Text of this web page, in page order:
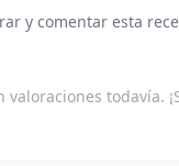
y comentar esta
valoraciones todavía.